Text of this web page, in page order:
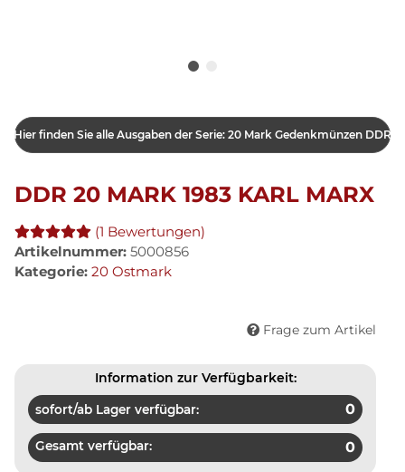
Hier finden Sie alle Ausgaben der Serie: 20 Mark Gedenkmünzen DDR
DDR 20 MARK 1983 KARL MARX
(1 Bewertungen)
Artikelnummer: 5000856
Kategorie: 20 Ostmark
Frage zum Artikel
Information zur Verfügbarkeit:
sofort/ab Lager verfügbar: 0
Gesamt verfügbar: 0